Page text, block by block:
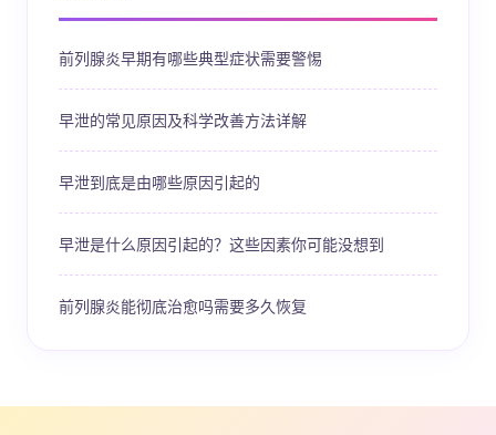
前列腺炎早期有哪些典型症状需要警惕
早泄的常见原因及科学改善方法详解
早泄到底是由哪些原因引起的
早泄是什么原因引起的？这些因素你可能没想到
前列腺炎能彻底治愈吗需要多久恢复